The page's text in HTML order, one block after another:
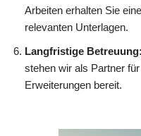
Arbeiten erhalten Sie
relevanten Unterlagen.
Langfristige Betreuung:
stehen wir als Partner
Erweiterungen bereit.